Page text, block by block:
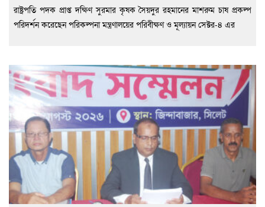
রাষ্ট্রপতি পদক প্রাপ্ত দক্ষিণ সুরমার কৃষক সৈয়দুর রহমানের মাশরুম চাষ প্রকল্প
পরিদর্শন করেছেন পরিকল্পনা মন্ত্রণালয়ের পরিবীক্ষণ ও মূল্যায়ন সেক্টর-৪ এর